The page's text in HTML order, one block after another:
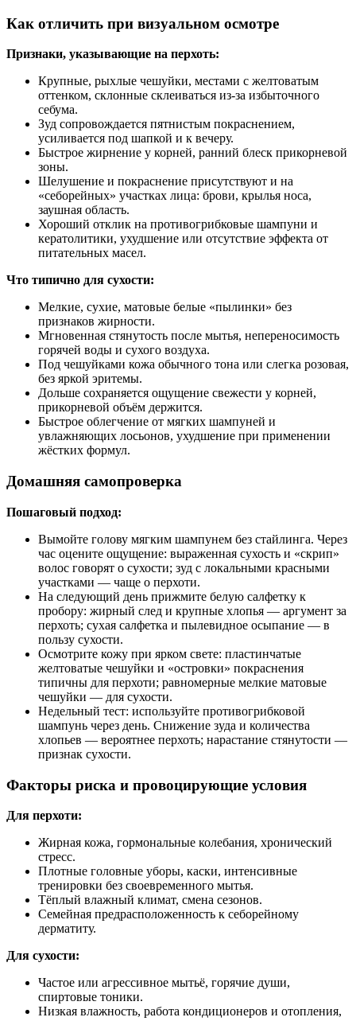
Как отличить при визуальном осмотре
Признаки, указывающие на перхоть:
Крупные, рыхлые чешуйки, местами с желтоватым
оттенком, склонные склеиваться из‑за избыточного
себума.
Зуд сопровождается пятнистым покраснением,
усиливается под шапкой и к вечеру.
Быстрое жирнение у корней, ранний блеск прикорневой
зоны.
Шелушение и покраснение присутствуют и на
«себорейных» участках лица: брови, крылья носа,
заушная область.
Хороший отклик на противогрибковые шампуни и
кератолитики, ухудшение или отсутствие эффекта от
питательных масел.
Что типично для сухости:
Мелкие, сухие, матовые белые «пылинки» без
признаков жирности.
Мгновенная стянутость после мытья, непереносимость
горячей воды и сухого воздуха.
Под чешуйками кожа обычного тона или слегка розовая,
без яркой эритемы.
Дольше сохраняется ощущение свежести у корней,
прикорневой объём держится.
Быстрое облегчение от мягких шампуней и
увлажняющих лосьонов, ухудшение при применении
жёстких формул.
Домашняя самопроверка
Пошаговый подход:
Вымойте голову мягким шампунем без стайлинга. Через
час оцените ощущение: выраженная сухость и «скрип»
волос говорят о сухости; зуд с локальными красными
участками — чаще о перхоти.
На следующий день прижмите белую салфетку к
пробору: жирный след и крупные хлопья — аргумент за
перхоть; сухая салфетка и пылевидное осыпание — в
пользу сухости.
Осмотрите кожу при ярком свете: пластинчатые
желтоватые чешуйки и «островки» покраснения
типичны для перхоти; равномерные мелкие матовые
чешуйки — для сухости.
Недельный тест: используйте противогрибковой
шампунь через день. Снижение зуда и количества
хлопьев — вероятнее перхоть; нарастание стянутости —
признак сухости.
Факторы риска и провоцирующие условия
Для перхоти:
Жирная кожа, гормональные колебания, хронический
стресс.
Плотные головные уборы, каски, интенсивные
тренировки без своевременного мытья.
Тёплый влажный климат, смена сезонов.
Семейная предрасположенность к себорейному
дерматиту.
Для сухости:
Частое или агрессивное мытьё, горячие души,
спиртовые тоники.
Низкая влажность, работа кондиционеров и отопления,